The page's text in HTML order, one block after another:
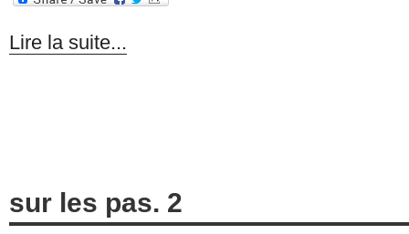
Lire la suite...
sur les pas. 2